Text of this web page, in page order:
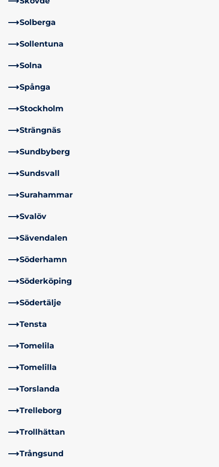
Solberga
Sollentuna
Solna
Spånga
Stockholm
Strängnäs
Sundbyberg
Sundsvall
Surahammar
Svalöv
Sävendalen
Söderhamn
Söderköping
Södertälje
Tensta
Tomelila
Tomelilla
Torslanda
Trelleborg
Trollhättan
Trångsund